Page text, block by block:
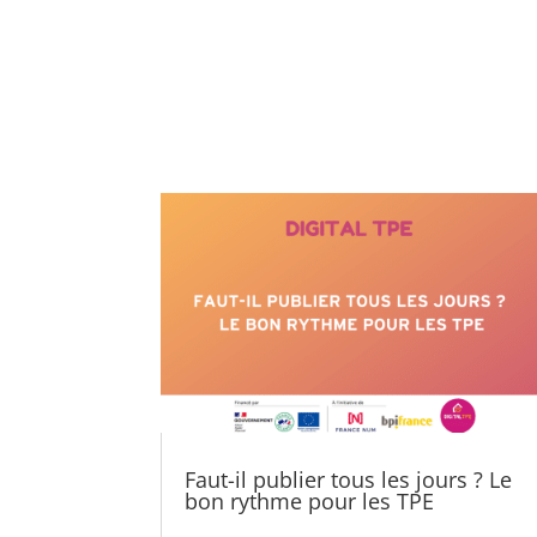
Faut-il publier tous les jours ? Le
bon rythme pour les TPE